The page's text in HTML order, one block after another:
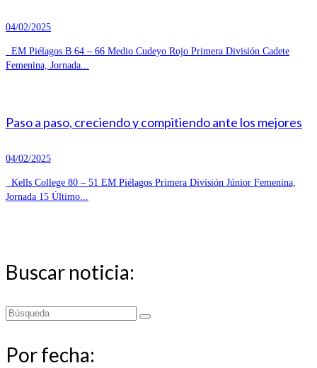
04/02/2025
EM Piélagos B 64 – 66 Medio Cudeyo Rojo Primera División Cadete
Femenina, Jornada...
Paso a paso, creciendo y compitiendo ante los mejores
04/02/2025
Kells College 80 – 51 EM Piélagos Primera División Júnior Femenina,
Jornada 15 Último...
Buscar noticia:
Buscar
Por fecha: